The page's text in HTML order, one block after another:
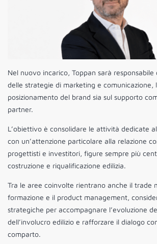
Nel nuovo incarico, Toppan sarà
delle strategie di marketing e comunicazione,
posizionamento del brand sia sul supporto
partner.
L’obiettivo è consolidare le attività dedicate
con un’attenzione particolare alla relazione
progettisti e investitori, figure sempre più
costruzione e riqualificazione edilizia.
Tra le aree coinvolte rientrano anche il trade
formazione e il product management,
strategiche per accompagnare l’evoluzione
dell’involucro edilizio e rafforzare il dialogo
comparto.